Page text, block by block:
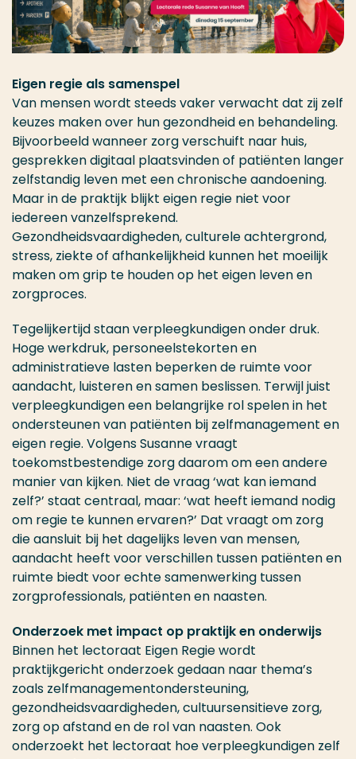
Eigen regie als samenspel
Van mensen wordt steeds vaker verwacht dat zij zelf
keuzes maken over hun gezondheid en behandeling.
Bijvoorbeeld wanneer zorg verschuift naar huis,
gesprekken digitaal plaatsvinden of patiënten langer
zelfstandig leven met een chronische aandoening.
Maar in de praktijk blijkt eigen regie niet voor
iedereen vanzelfsprekend.
Gezondheidsvaardigheden, culturele achtergrond,
stress, ziekte of afhankelijkheid kunnen het moeilijk
maken om grip te houden op het eigen leven en
zorgproces.
Tegelijkertijd staan verpleegkundigen onder druk.
Hoge werkdruk, personeelstekorten en
administratieve lasten beperken de ruimte voor
aandacht, luisteren en samen beslissen. Terwijl juist
verpleegkundigen een belangrijke rol spelen in het
ondersteunen van patiënten bij zelfmanagement en
eigen regie. Volgens Susanne vraagt
toekomstbestendige zorg daarom om een andere
manier van kijken. Niet de vraag ‘wat kan iemand
zelf?’ staat centraal, maar: ‘wat heeft iemand nodig
om regie te kunnen ervaren?’ Dat vraagt om zorg
die aansluit bij het dagelijks leven van mensen,
aandacht heeft voor verschillen tussen patiënten en
ruimte biedt voor echte samenwerking tussen
zorgprofessionals, patiënten en naasten.
Onderzoek met impact op praktijk en onderwijs
Binnen het lectoraat Eigen Regie wordt
praktijkgericht onderzoek gedaan naar thema’s
zoals zelfmanagementondersteuning,
gezondheidsvaardigheden, cultuursensitieve zorg,
zorg op afstand en de rol van naasten. Ook
onderzoekt het lectoraat hoe verpleegkundigen zelf